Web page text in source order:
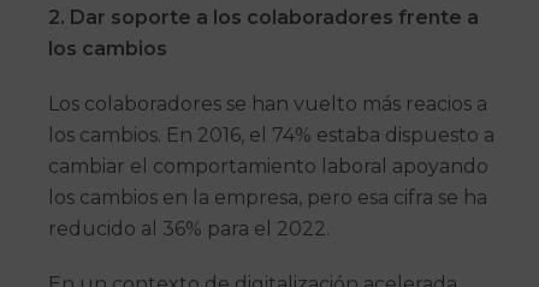
2. Dar soporte a los colaboradores frente a
los cambios
Los colaboradores se han vuelto más reacios a
los cambios. En 2016, el 74% estaba dispuesto a
cambiar el comportamiento laboral apoyando
los cambios en la empresa, pero esa cifra se ha
reducido al 36% para el 2022.